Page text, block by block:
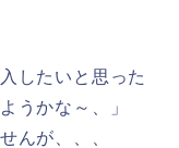
したいと思った
うかな～、」
んが、、、